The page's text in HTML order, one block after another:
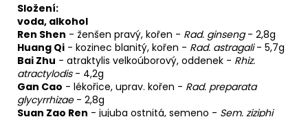
Složení:
voda, alkohol
Ren Shen - ženšen pravý, kořen - Rad. ginseng- 2,8g
Huang Qi - kozinec blanitý, kořen - Rad. astragali- 5,7g
Bai Zhu - atraktylis velkoúborový, oddenek - Rhiz.
atractylodis- 4,2g
Gan Cao - lékořice, uprav. kořen - Rad. preparata
glycyrrhizae- 2,8g
Suan Zao Ren - jujuba ostnitá, semeno - Sem. ziziphi